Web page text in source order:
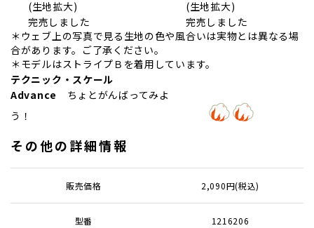
(生地拡大)
完売しました
(生地拡大)
完売しました
＊ウェブ上の写真で見る生地の色や風合いは実物とは異なる場
合があります。ご了承ください。
＊モデルはストライプＢを着用しています。
テクニック・スケール
Advance ちょとがんばってみよ
う！
その他の詳細情報
販売価格 2,090円(税込)
型番 1216206